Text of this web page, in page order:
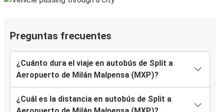
Preguntas frecuentes
¿Cuánto dura el viaje en autobús de Split a
Aeropuerto de Milán Malpensa (MXP)?
¿Cuál es la distancia en autobús de Split a